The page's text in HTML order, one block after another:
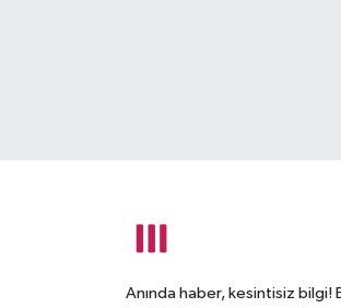
Anında haber, kesintisiz bilgi!